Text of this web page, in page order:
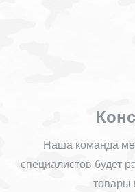
Наша команда
специалистов будет
товары